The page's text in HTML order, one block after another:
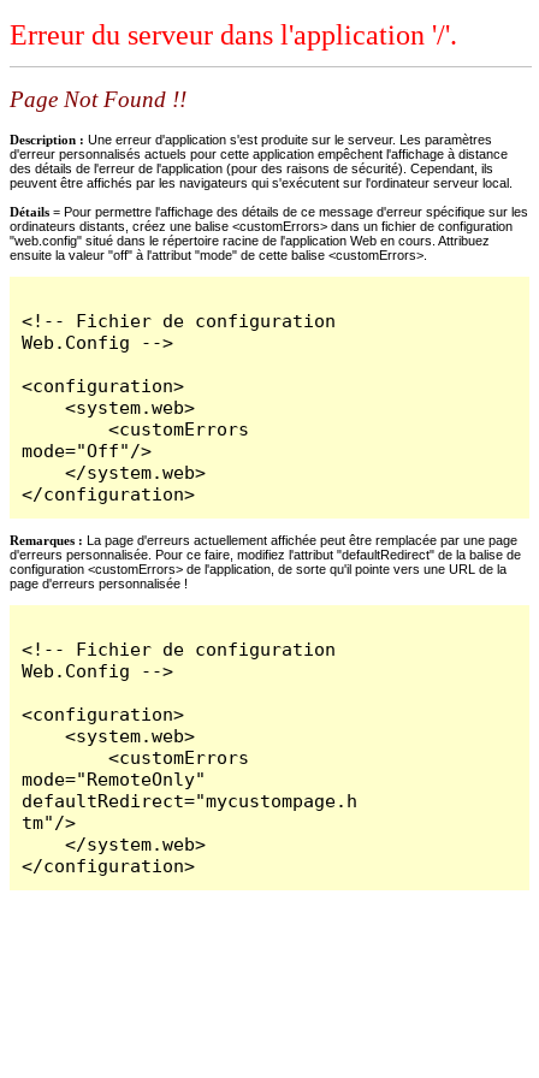
Erreur du serveur dans l'application '/'.
Page Not Found !!
Description : Une erreur d'application s'est produite sur le serveur. Les paramètres
d'erreur personnalisés actuels pour cette application empêchent l'affichage à distance
des détails de l'erreur de l'application (pour des raisons de sécurité). Cependant, ils
peuvent être affichés par les navigateurs qui s'exécutent sur l'ordinateur serveur local.
Détails = Pour permettre l'affichage des détails de ce message d'erreur spécifique sur les
ordinateurs distants, créez une balise <customErrors> dans un fichier de configuration
"web.config" situé dans le répertoire racine de l'application Web en cours. Attribuez
ensuite la valeur "off" à l'attribut "mode" de cette balise <customErrors>.
<!-- Fichier de configuration
Web.Config -->
<configuration>
    <system.web>
        <customErrors
mode="Off"/>
    </system.web>
</configuration>
Remarques : La page d'erreurs actuellement affichée peut être remplacée par une page
d'erreurs personnalisée. Pour ce faire, modifiez l'attribut "defaultRedirect" de la balise de
configuration <customErrors> de l'application, de sorte qu'il pointe vers une URL de la
page d'erreurs personnalisée !
<!-- Fichier de configuration
Web.Config -->
<configuration>
    <system.web>
        <customErrors
mode="RemoteOnly"
defaultRedirect="mycustompage.h
tm"/>
    </system.web>
</configuration>